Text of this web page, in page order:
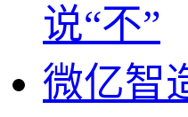
说“不”
微亿智